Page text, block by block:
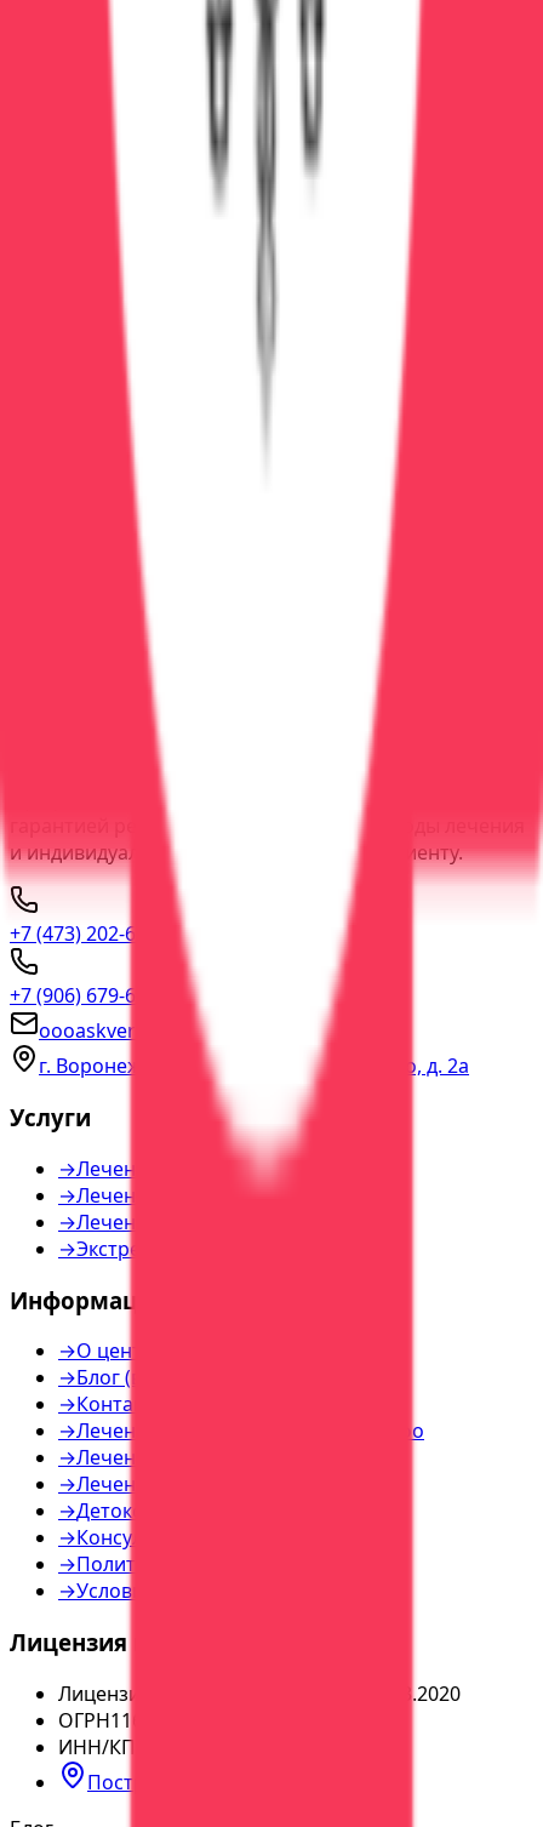
Выезд нарколога 24/7: осмотр, помощь, план
1-3 часа
Круглосуточно
Выезд быстро
Подробнее
Детоксикация
от 6 000 ₽
Детоксикация на дому
Детокс на дому: капельницы, быстрое облегчение,
Выезд врача на дом
Индивидуальные
Витаминная терапия
Экстренная помощь
Консультация нарколога
Диагностика зависимости и персональный план
лечения. Анонимно
Индивидуальный план лечения
Профессиональная
Психологическая поддержка
Вызвать
ООО "АСК Вера"
Профессиональное лечение зависимостей с
гарантией результата. Современные методы лечения
и индивидуальный подход к каждому пациенту.
+7 (473) 202-60-03 прямая линия
+7 (906) 679-60-00
консультация
oooaskvera@yandex.ru
г. Воронеж, пер. Богдана Хмельницкого, д. 2а
Услуги
→Лечение алкоголизма
→Лечение наркомании
→Лечение игромании
→Экстренная помощь
Информация
→О центре
→Блог (все статьи)
→Контакты
→Лечение наркозависимости — инфо
→Лечение алкоголизма — инфо
→Лечение игромании — инфо
→Детоксикация — инфо
→Консультация — инфо
→Политика конфиденциальности
→Условия использования
Лицензия и реквизиты
Лицензия
ЛО-36-01-004065 от 05.03.2020
ОГРН1163668113179
ИНН/КПП
Построить маршрут